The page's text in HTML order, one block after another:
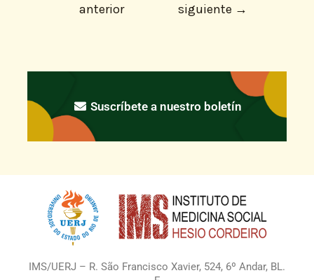
anterior
siguiente →
Suscríbete a nuestro boletín
IMS/UERJ – R. São Francisco Xavier, 524, 6º Andar, BL.